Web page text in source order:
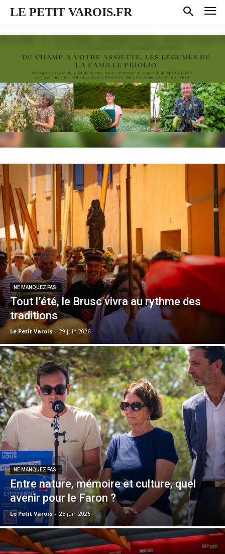
LE PETIT VAROIS.FR
NE MANQUEZ PAS :
Tout l’été, le Brusc vivra au rythme des
traditions
Le Petit Varois - 29 juin 2026
NE MANQUEZ PAS :
Entre nature, mémoire et culture, quel
avenir pour le Faron ?
Le Petit Varois - 25 juin 2026